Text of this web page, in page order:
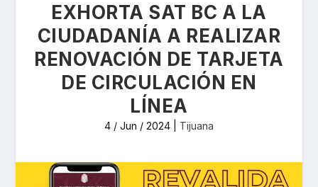
EXHORTA SAT BC A LA
CIUDADANÍA A REALIZAR
RENOVACIÓN DE TARJETA
DE CIRCULACIÓN EN
LÍNEA
4 / Jun / 2024 Tijuana